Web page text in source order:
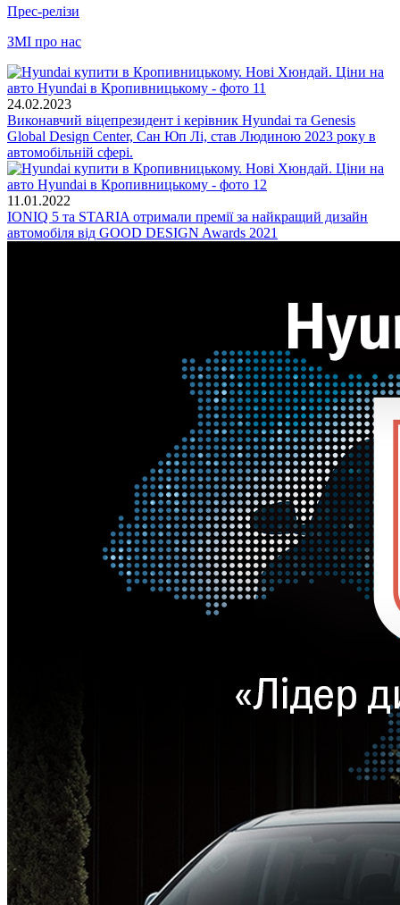
Прес-релізи
ЗМІ про нас
24.02.2023
Виконавчий віцепрезидент і керівник Hyundai та Genesis
Global Design Center, Сан Юп Лі, став Людиною 2023 року в
автомобільній сфері.
11.01.2022
IONIQ 5 та STARIA отримали премії за найкращий дизайн
автомобіля від GOOD DESIGN Awards 2021